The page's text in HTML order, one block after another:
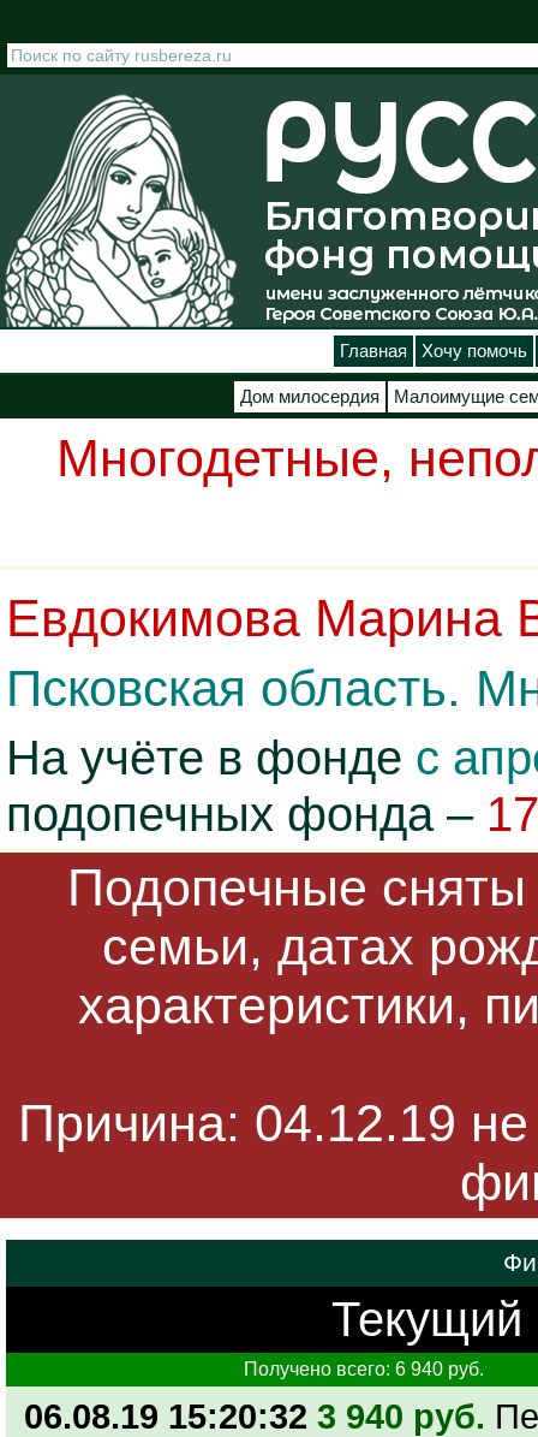
Главная Хочу помочь
Дом милосердия Малоимущие
Многодетные,
Евдокимова Марина
Псковская область.
На учёте в фонде с
подопечных фонда –
Подопечные
семьи, датах
характеристики,
Причина: 04.12.19
Текущий
Получено всего: 6 940 руб.
06.08.19 15:20:32 3 940 руб.